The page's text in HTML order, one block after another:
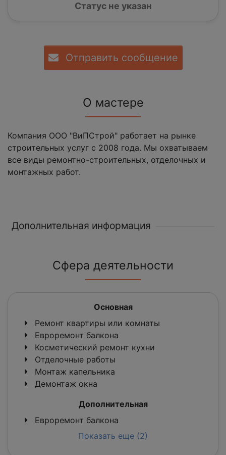
Статус не указан
Отправить сообщение
О мастере
Компания ООО "ВиПСтрой" работает на рынке
строительных услуг с 2008 года. Мы охватываем
все виды ремонтно-строительных, отделочных и
монтажных работ.
Дополнительная информация
Сфера деятельности
Основная
Ремонт квартиры или комнаты
Евроремонт балкона
Косметический ремонт кухни
Отделочные работы
Монтаж капельника
Демонтаж окна
Дополнительная
Евроремонт балкона
Показать еще (2)